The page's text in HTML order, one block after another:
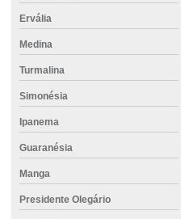
Concreto usinado com
Concreto usinado impermeável
Concreto usinado para laje
Concreto usinado para laje preço
Concreto usinado em minas gerais
Concreto usinado para piso
Ervália
Medina
Turmalina
Simonésia
Ipanema
Guaranésia
Manga
Presidente Olegário